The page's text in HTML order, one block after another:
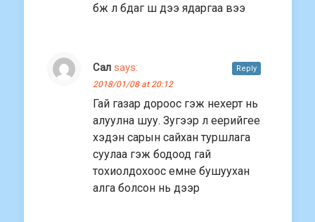
бж л бдаг ш дээ ядаргаа вээ
Сал says:
2018/01/08 at 20:12
Гай газар дороос гэж нехерт нь
алуулна шуу. Зугээр л еерийгее
хэдэн сарын сайхан туршлага
суулаа гэж бодоод гай
тохиолдохоос емне бушуухан
алга болсон нь дээр
Reply